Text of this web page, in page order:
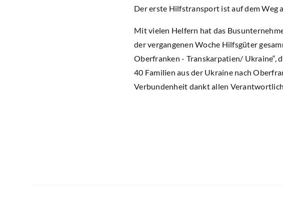
Der erste Hilfstransport ist auf dem Weg
Mit vielen Helfern hat das
der vergangenen Woche Hilfsgüter
Oberfranken - Transkarpatien/ Ukraine“,
40 Familien aus der Ukraine nach
Verbundenheit dankt allen